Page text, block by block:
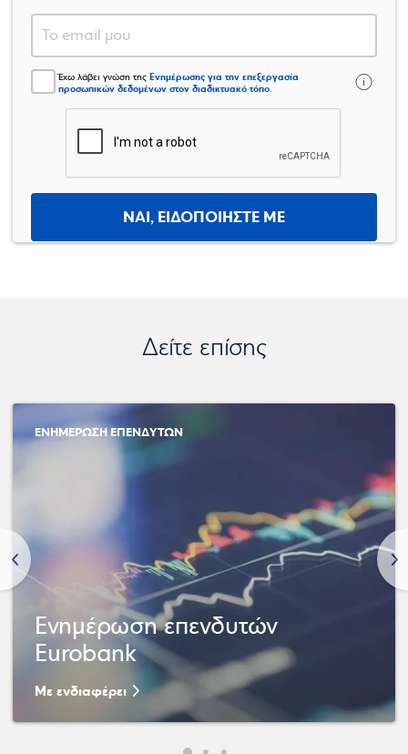
Έχω λάβει γνώση της Ενημέρωσης για την επεξεργασία
προσωπικών δεδομένων στον διαδικτυακό τόπο.
ΝΑΙ, ΕΙΔΟΠΟΙΗΣΤΕ ΜΕ
Δείτε επίσης
<
ΕΝΗΜΕΡΩΣΗ ΕΠΕΝΔΥΤΩΝ
Ενημέρωση επενδυτών
Eurobank
Με ενδιαφέρει
>